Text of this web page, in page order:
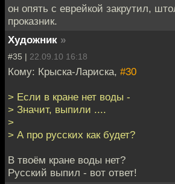
он опять с еврейкой закрутил,
проказник.
Художник »
#35 | 22.09.10 16:18
Кому: Крыска-Лариска, #30
> Если в кране нет воды -
> Значит, выпили ....
>
> А про русских как будет?
В твоём кране воды нет?
Русский выпил - вот ответ!